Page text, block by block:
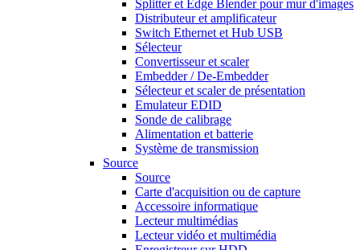
Splitter et Edge Blender pour mur d'images
Distributeur et amplificateur
Switch Ethernet et Hub USB
Sélecteur
Convertisseur et scaler
Embedder / De-Embedder
Sélecteur et scaler de présentation
Emulateur EDID
Sonde de calibrage
Alimentation et batterie
Système de transmission
Source
Source
Carte d'acquisition ou de capture
Accessoire informatique
Lecteur multimédias
Lecteur vidéo et multimédia